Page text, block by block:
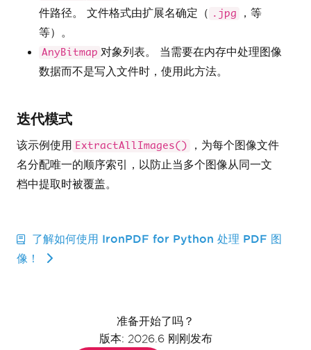
件路径。 文件格式由扩展名确定（ .jpg
，等
等）。
AnyBitmap 对象列表。 当需要在内存中处理图像
数据而不是写入文件时，使用此方法。
迭代模式
该示例使用 ExtractAllImages()
，为每个图像文件
名分配唯一的顺序索引，以防止当多个图像从同一文
档中提取时被覆盖。
了解如何使用 IronPDF for Python 处理 PDF 图
像！
准备开始了吗？
版本: 2026.6 刚刚发布